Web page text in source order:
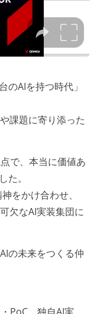
のAIを持つ時代」
課題に寄り添った
で、本当に価値あ
た。
をかけ合わせ、
欠なAI実装集団に
の未来をつくる仲